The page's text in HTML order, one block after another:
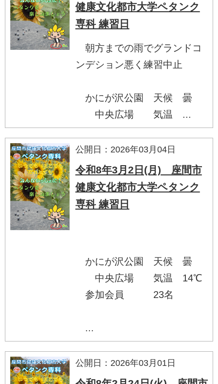
健康文化都市大学ペタンク
専科 練習日
朝方までの雨でグランドコ
ンデション悪く練習中止
かにが沢公園 天候 曇
中央広場 気温 ...
公開日：2026年03月04日
令和8年3月2日(月) 座間市
健康文化都市大学ペタンク
専科 練習日
かにが沢公園 天候 曇
中央広場 気温 14℃
参加会員 23名
...
公開日：2026年03月01日